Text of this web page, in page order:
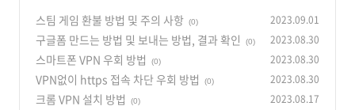
스팀 게임 환불 방법 및 주의 사항 (0) 2023.09.01
구글폼 만드는 방법 및 보내는 방법, 결과 확인 (0) 2023.08.30
스마트폰 VPN 우회 방법 (0) 2023.08.30
VPN없이 https 접속 차단 우회 방법 (0) 2023.08.30
크롬 VPN 설치 방법 (0) 2023.08.17